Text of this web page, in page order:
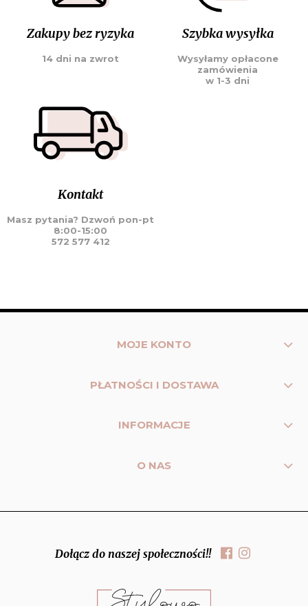
Zakupy bez ryzyka
14 dni na zwrot
Szybka wysyłka
Wysyłamy opłacone
zamówienia
w 1-3 dni
Kontakt
Masz pytania? Dzwoń pon-pt
8:00-15:00
572 577 412
MOJE KONTO
PŁATNOŚCI I DOSTAWA
INFORMACJE
O NAS
Dołącz do naszej społeczności!!